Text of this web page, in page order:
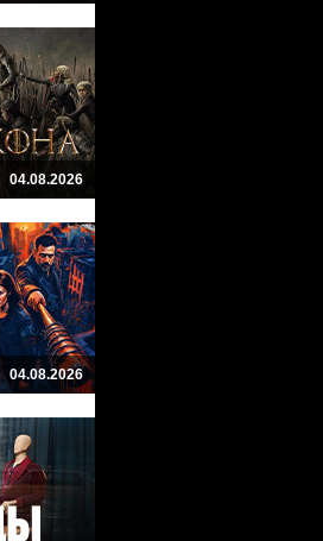
04.08.2026
04.08.2026